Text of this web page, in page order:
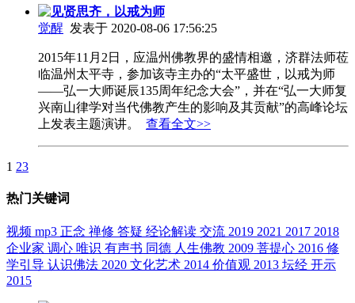
见贤思齐，以戒为师
觉醒 发表于 2020-08-06 17:56:25
2015年11月2日，应温州佛教界的盛情相邀，济群法师莅
临温州太平寺，参加该寺主办的“太平盛世，以戒为师
——弘一大师诞辰135周年纪念大会”，并在“弘一大师复
兴南山律学对当代佛教产生的影响及其贡献”的高峰论坛
上发表主题演讲。 查看全文>>
1 23
热门关键词
视频 mp3 正念 禅修 答疑 经论解读 交流 2019 2021 2017 2018
企业家 调心 唯识 有声书 同德 人生佛教 2009 菩提心 2016 修
学引导 认识佛法 2020 文化艺术 2014 价值观 2013 坛经 开示
2015